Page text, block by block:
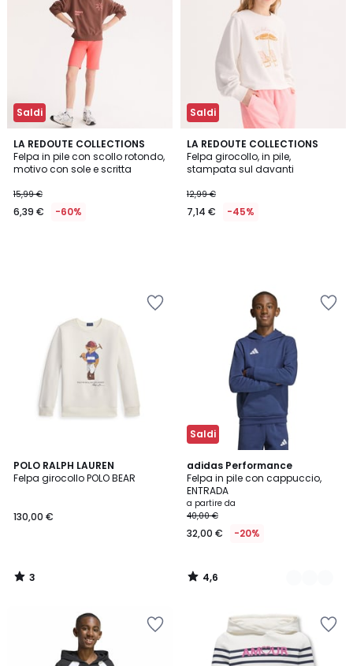
Saldi
LA REDOUTE COLLECTIONS
Felpa in pile con scollo rotondo,
motivo con sole e scritta
15,99 €
6,39 € -60%
Saldi
LA REDOUTE COLLECTIONS
Felpa girocollo, in pile,
stampata sul davanti
12,99 €
7,14 € -45%
POLO RALPH LAUREN
Felpa girocollo POLO BEAR
130,00 €
3
/
3
/
Saldi
adidas Performance
Felpa in pile con cappuccio,
ENTRADA
a partire da
40,00 €
32,00 € -20%
4,6
/ 5
4
Colori
4,6
/